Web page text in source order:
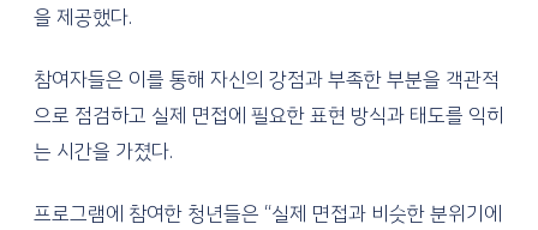
을 제공했다.
참여자들은 이를 통해 자신의 강점과 부족한 부분을 객관적
으로 점검하고 실제 면접에 필요한 표현 방식과 태도를 익히
는 시간을 가졌다.
프로그램에 참여한 청년들은 “실제 면접과 비슷한 분위기에